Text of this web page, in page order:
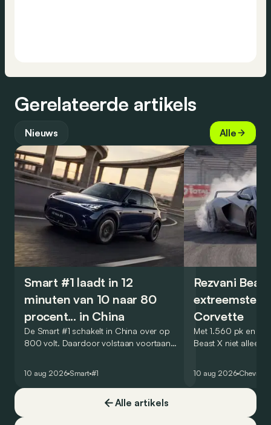
Gerelateerde artikels
Nieuws Alle
Smart #1 laadt in 12
minuten van 10 naar 80
procent... in China
De Smart #1 schakelt in China over op
800 volt. Daardoor volstaan voortaan
te laden.
10 aug 2026 Smart #1
Rezvani
extreemste
Corvette
Met 1.560 pk en
Beast X niet alleen
10 aug 2026 Chevrolet
Alle artikels